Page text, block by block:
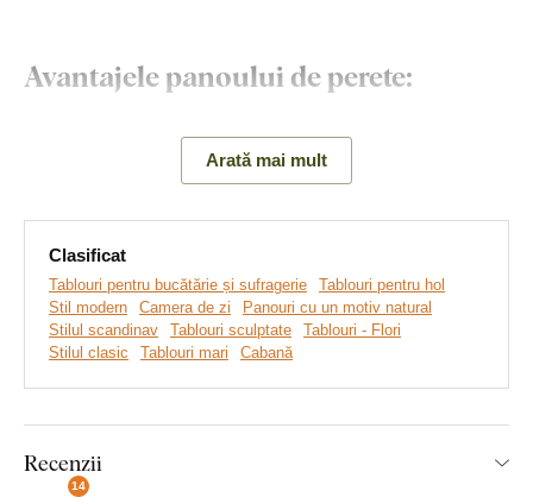
Avantajele panoului de perete:
Montare simplă pe perete
Producție ecologică
Alegeți dintre 2 dimensiuni și multe decoruri
Montaj pe care îl poate realiza
oricine:
Montajul produsului este foarte simplu :) Pentru agățarea
Arată mai mult
Clasificat
Tablouri pentru bucătărie și sufragerie
Tablouri pentru hol
Stil modern
Camera de zi
Panouri cu un motiv natural
Stilul scandinav
Tablouri sculptate
Tablouri - Flori
Stilul clasic
Tablouri mari Cabană
Recenzii
14